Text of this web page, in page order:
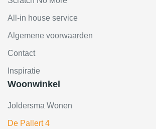
All-in house service
Algemene voorwaarden
Contact
Inspiratie
Woonwinkel
Joldersma Wonen
De Pallert 4